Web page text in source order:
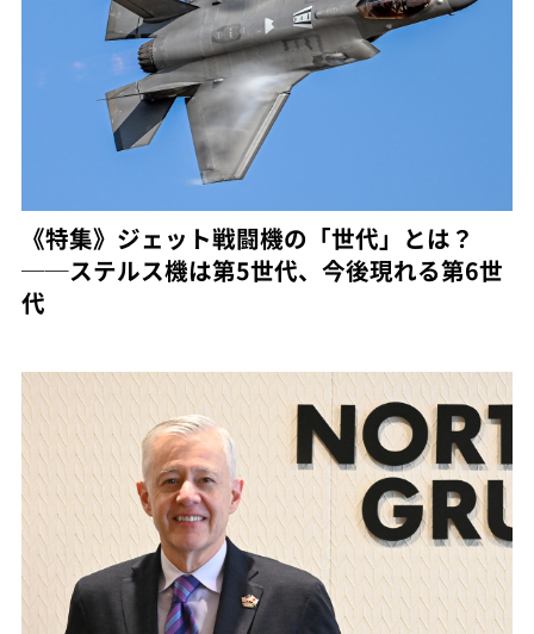
《特集》ジェット戦闘機の「世代」とは？
──ステルス機は第5世代、今後現れる第6世
代